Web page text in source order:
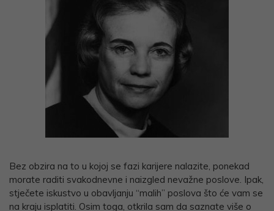
Bez obzira na to u kojoj se fazi karijere nalazite, ponekad
morate raditi svakodnevne i naizgled nevažne poslove. Ipak,
stječete iskustvo u obavljanju “malih” poslova što će vam se
na kraju isplatiti. Osim toga, otkrila sam da saznate više o